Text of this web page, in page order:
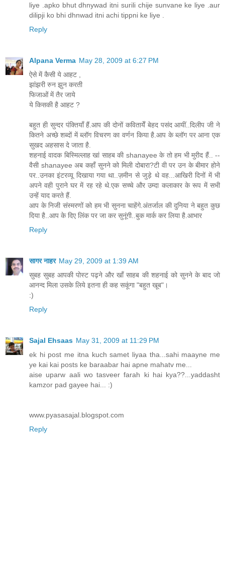
liye .apko bhut dhnywad itni surili chije sunvane ke liye .aur
dilipji ko bhi dhnwad itni achi tippni ke liye .
Reply
Alpana Verma May 28, 2009 at 6:27 PM
ऐसे में कैसी ये आहट ,
झांझरी रुन झुन करती
फिजाओं में तैर जाये
ये किसकी है आहट ?
बहुत ही सुन्दर पंक्तियाँ हैं.आप की दोनों कवितायेँ बेहद पसंद आयीं..दिलीप जी ने
कितने अच्छे शब्दों में ब्लॉग विचरण का वर्णन किया है.आप के ब्लॉग पर आना एक
सुखद अहसास दे जाता है.
शहनाई वादक बिस्मिल्लाह खां साहब की shanayee के तो हम भी मुरीद हैं.. --
वैसी shanayee अब कहाँ सुनने को मिली दोबारा?टी वी पर उन के बीमार होने
पर..उनका इंटरव्यू दिखाया गया था..ज़मीन से जुड़े थे वह...आखिरी दिनों में भी
अपने वही पुराने घर में रह रहे थे.एक सच्चे और उम्दा कलाकार के रूप में सभी
उन्हें याद करते हैं.
आप के निजी संस्मरणों को हम भी सुनना चाहेंगे.अंतर्जाल की दुनिया ने बहुत कुछ
दिया है..आप के दिए लिंक पर जा कर सुनूंगी..बुक मार्क कर लिया है.आभार
Reply
सागर नाहर May 29, 2009 at 1:39 AM
सुबह सुबह आपकी पोस्ट पढ़ने और खाँ साहब की शहनाई को सुनने के बाद जो
आनन्द मिला उसके लिये इतना ही कह सकूंगा "बहुत खूब"।
:)
Reply
Sajal Ehsaas May 31, 2009 at 11:29 PM
ek hi post me itna kuch samet liyaa tha...sahi maayne me
ye kai kai posts ke baraabar hai apne mahatv me...
aise uparw aali wo tasveer farah ki hai kya??...yaddasht
kamzor pad gayee hai... :)
www.pyasasajal.blogspot.com
Reply